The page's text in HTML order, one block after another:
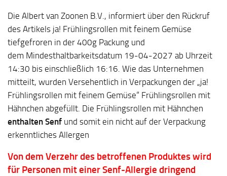
Die Albert van Zoonen B.V., informiert über den Rückruf
des Artikels ja! Frühlingsrollen mit feinem Gemüse
tiefgefroren in der 400g Packung und
dem Mindesthaltbarkeitsdatum 19-04-2027 ab Uhrzeit
14:30 bis einschließlich 16:16. Wie das Unternehmen
mitteilt, wurden Versehentlich in Verpackungen der „ja!
Frühlingsrollen mit feinem Gemüse“ Frühlingsrollen mit
Hähnchen abgefüllt. Die Frühlingsrollen mit Hähnchen
enthalten Senf und somit ein nicht auf der Verpackung
erkenntliches Allergen
Von dem Verzehr des betroffenen Produktes wird
für Personen mit einer Senf-Allergie dringend